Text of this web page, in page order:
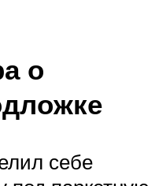
о
себе